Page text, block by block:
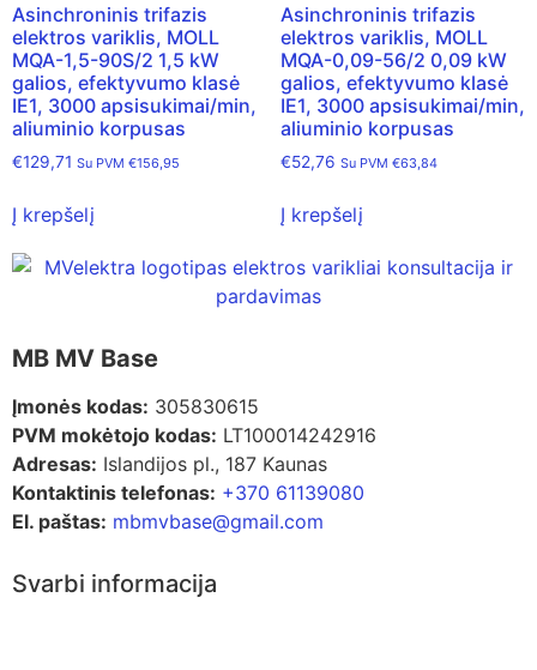
Asinchroninis trifazis
elektros variklis, MOLL
MQA-1,5-90S/2 1,5 kW
galios, efektyvumo klasė
IE1, 3000 apsisukimai/min,
aliuminio korpusas
€129,71 Su PVM €156,95
Į krepšelį
Asinchroninis trifazis
elektros variklis, MOLL
MQA-0,09-56/2 0,09 kW
galios, efektyvumo klasė
IE1, 3000 apsisukimai/min,
aliuminio korpusas
€52,76 Su PVM €63,84
Į krepšelį
MB MV Base
Įmonės kodas: 305830615
PVM mokėtojo kodas: LT100014242916
Adresas: Islandijos pl., 187 Kaunas
Kontaktinis telefonas: +370 61139080
El. paštas: mbmvbase@gmail.com
Svarbi informacija